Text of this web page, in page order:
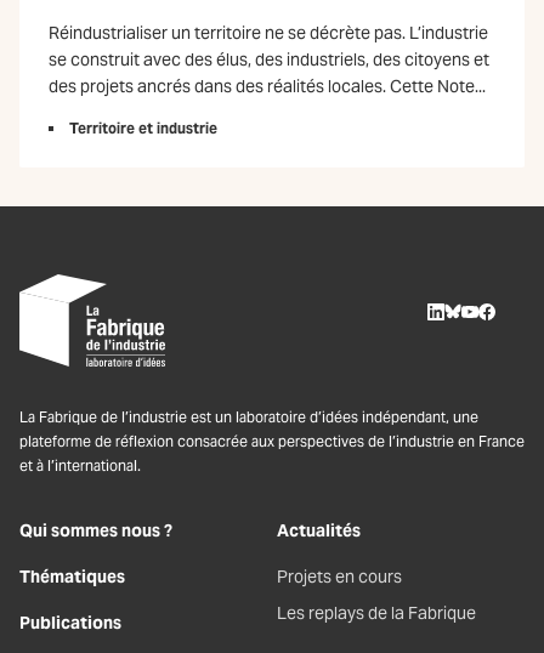
Réindustrialiser un territoire ne se décrète pas. L’industrie
se construit avec des élus, des industriels, des citoyens et
des projets ancrés dans des réalités locales. Cette Note...
Territoire et industrie
La Fabrique de l’industrie est un laboratoire d’idées indépendant, une
plateforme de réflexion consacrée aux perspectives de l’industrie en France
et à l’international.
Qui sommes nous ?
Thématiques
Publications
Actualités
Projets en cours
Les replays de la Fabrique